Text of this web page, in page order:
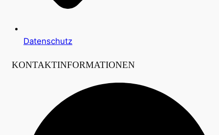
Datenschutz
KONTAKTINFORMATIONEN